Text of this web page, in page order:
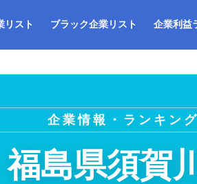
リスト ブラック企業リスト 企業利益
企業情報・ランキング
福島県須賀